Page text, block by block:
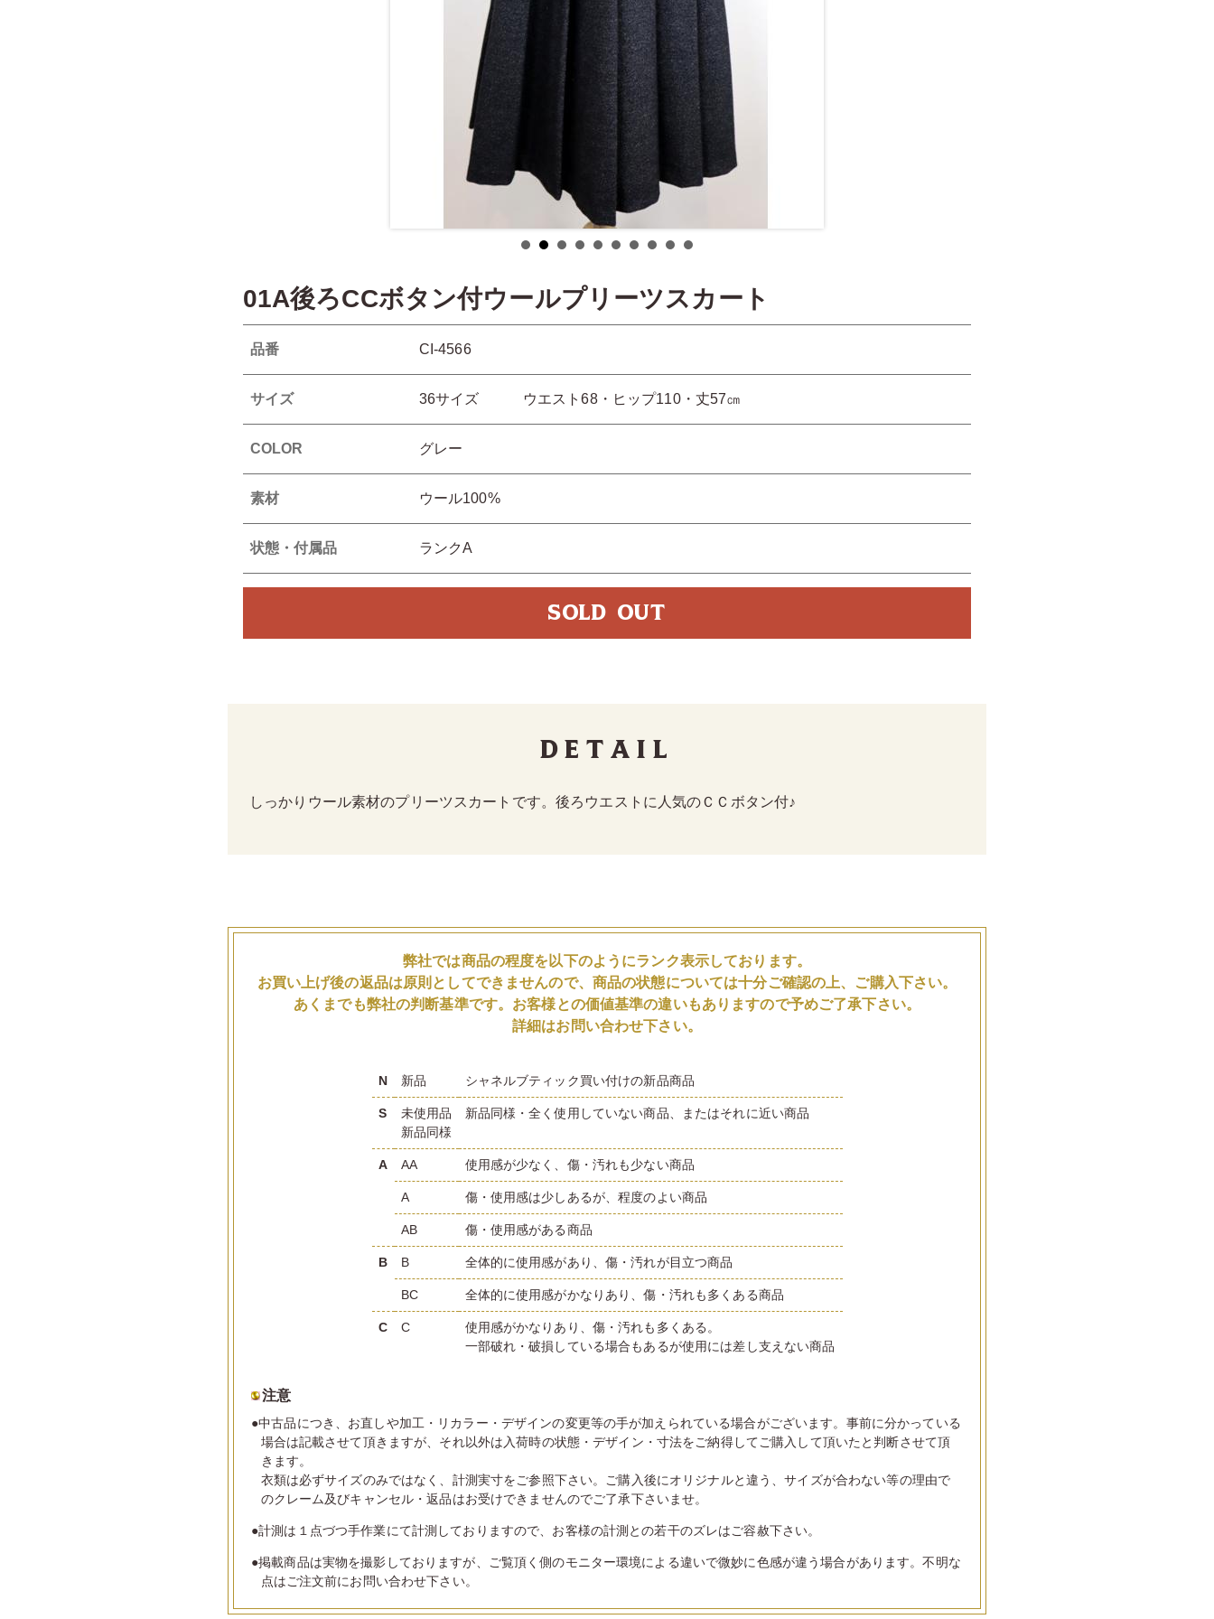
01A後ろCCボタン付ウールプリーツスカート
品番 CI-4566
サイズ 36サイズ ウエスト68・ヒップ110・丈57㎝
COLOR グレー
素材 ウール100%
状態・付属品 ランクA
SOLD OUT
Detail
しっかりウール素材のプリーツスカートです。後ろウエストに人気のＣＣボタン付♪
弊社では商品の程度を以下のようにランク表示しております。
お買い上げ後の返品は原則としてできませんので、商品の状態については十分ご確認の上、ご購入下さい。
あくまでも弊社の判断基準です。お客様との価値基準の違いもありますので予めご了承下さい。
詳細はお問い合わせ下さい。
N 新品 シャネルブティック買い付けの新品商品
S
未使用品
新品同様
新品同様・全く使用していない商品、またはそれに近い商品
A AA 使用感が少なく、傷・汚れも少ない商品
A 傷・使用感は少しあるが、程度のよい商品
AB 傷・使用感がある商品
B B 全体的に使用感があり、傷・汚れが目立つ商品
BC 全体的に使用感がかなりあり、傷・汚れも多くある商品
C C
使用感がかなりあり、傷・汚れも多くある。
一部破れ・破損している場合もあるが使用には差し支えない商品
注意
●中古品につき、お直しや加工・リカラー・デザインの変更等の手が加えられている場合がございます。事前に分かっている
場合は記載させて頂きますが、それ以外は入荷時の状態・デザイン・寸法をご納得してご購入して頂いたと判断させて頂
きます。
衣類は必ずサイズのみではなく、計測実寸をご参照下さい。ご購入後にオリジナルと違う、サイズが合わない等の理由で
のクレーム及びキャンセル・返品はお受けできませんのでご了承下さいませ。
●計測は１点づつ手作業にて計測しておりますので、お客様の計測との若干のズレはご容赦下さい。
●掲載商品は実物を撮影しておりますが、ご覧頂く側のモニター環境による違いで微妙に色感が違う場合があります。不明な
点はご注文前にお問い合わせ下さい。